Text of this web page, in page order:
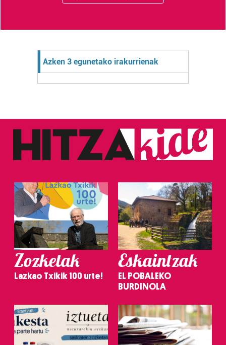
Azken 3 egunetako irakurrienak
Zozketak
Lazkao Txikik 100 urte!
Eskaintzak
EL POBALEKO
BURDINOLA